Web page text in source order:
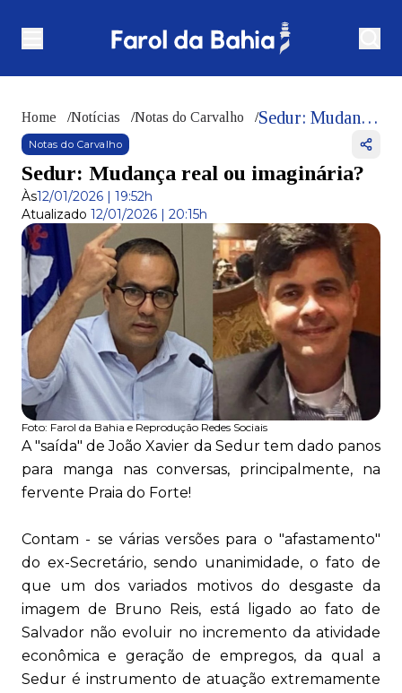
Home /Notícias /Notas do Carvalho / Sedur: Mudança real ou imaginária?
Notas do Carvalho
Sedur: Mudança real ou imaginária?
Às12/01/2026 | 19:52h
Atualizado 12/01/2026 | 20:15h
Foto: Farol da Bahia e Reprodução Redes Sociais
A "saída" de João Xavier da Sedur tem dado panos
para manga nas conversas, principalmente, na
fervente Praia do Forte!
Contam - se várias versões para o "afastamento"
do ex-Secretário, sendo unanimidade, o fato de
que um dos variados motivos do desgaste da
imagem de Bruno Reis, está ligado ao fato de
Salvador não evoluir no incremento da atividade
econômica e geração de empregos, da qual a
Sedur é instrumento de atuação extremamente